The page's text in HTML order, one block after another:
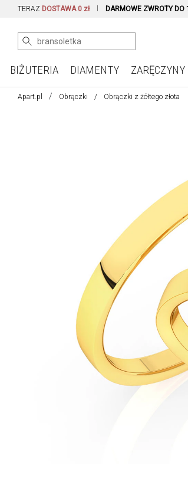
TERAZ DOSTAWA 0 zł DARMOWE ZWROTY DO
BIŻUTERIA DIAMENTY ZARĘCZYNY
Apart.pl Obrączki Obrączki z żółtego złota